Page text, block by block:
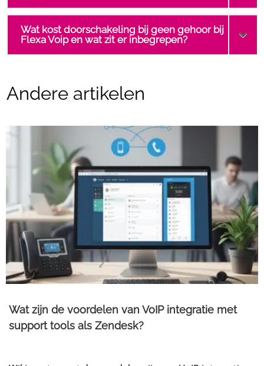
Wat kost doorschakeling bij geen gehoor bij
Flexa Voip en wat zit er inbegrepen?
Andere artikelen
Wat zijn de voordelen van VoIP integratie met
support tools als Zendesk?